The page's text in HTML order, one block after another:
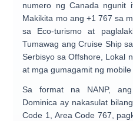
numero ng Canada ngunit
Makikita mo ang +1 767 sa
sa Eco-turismo at
Tumawag ang Cruise Ship
Serbisyo sa Offshore, Lokal
at mga gumagamit ng mobile
Sa format na NANP,
Dominica ay nakasulat bilang
Code 1, Area Code 767,